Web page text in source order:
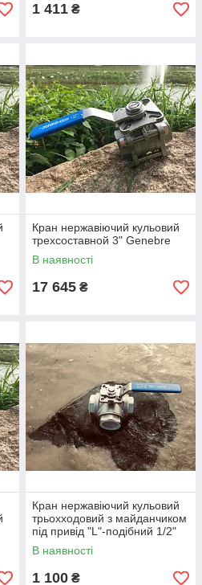
1 411 ₴
Кран нержавіючий кульовий
трехсоставной 3" Genebre
В наявності
17 645 ₴
Кран нержавіючий кульовий
трьохходовий з майданчиком
під привід "L"-подібний 1/2"
В наявності
1 100 ₴